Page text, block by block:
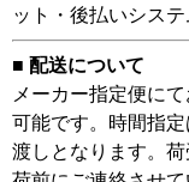
ット・後払いシス
■ 配送について
メーカー指定便に
可能です。時間指
渡しとなります。